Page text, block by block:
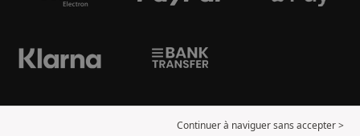
Continuer à naviguer sans accepter >